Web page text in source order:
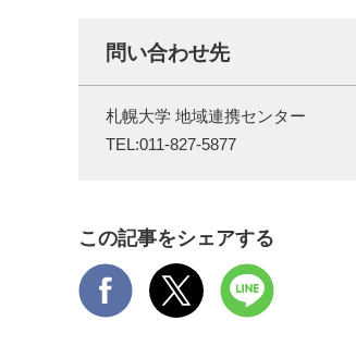
問い合わせ先
札幌大学 地域連携センター
TEL:011-827-5877
この記事をシェアする